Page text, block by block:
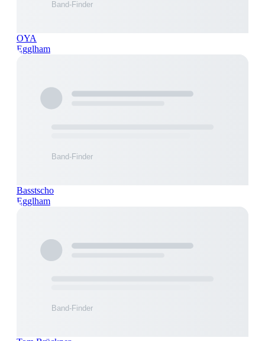
OYA
Egglham
Basstscho
Egglham